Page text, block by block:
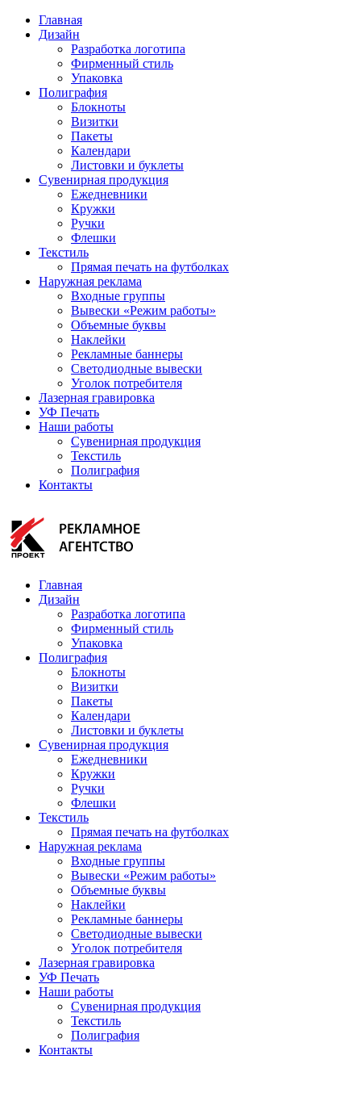
Главная
Дизайн
Разработка логотипа
Фирменный стиль
Упаковка
Полиграфия
Блокноты
Визитки
Пакеты
Календари
Листовки и буклеты
Сувенирная продукция
Ежедневники
Кружки
Ручки
Флешки
Текстиль
Прямая печать на футболках
Наружная реклама
Входные группы
Вывески «Режим работы»
Объемные буквы
Наклейки
Рекламные баннеры
Светодиодные вывески
Уголок потребителя
Лазерная гравировка
УФ Печать
Наши работы
Сувенирная продукция
Текстиль
Полиграфия
Контакты
Главная
Дизайн
Разработка логотипа
Фирменный стиль
Упаковка
Полиграфия
Блокноты
Визитки
Пакеты
Календари
Листовки и буклеты
Сувенирная продукция
Ежедневники
Кружки
Ручки
Флешки
Текстиль
Прямая печать на футболках
Наружная реклама
Входные группы
Вывески «Режим работы»
Объемные буквы
Наклейки
Рекламные баннеры
Светодиодные вывески
Уголок потребителя
Лазерная гравировка
УФ Печать
Наши работы
Сувенирная продукция
Текстиль
Полиграфия
Контакты